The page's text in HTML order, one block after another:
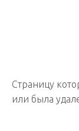
Страницу
или была